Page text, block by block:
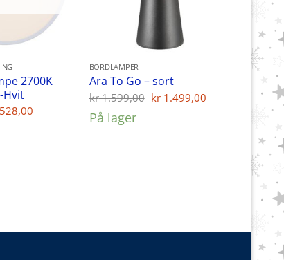
2700K
Hvit
528,00 Nåværende
BORDLAMPER
Ara To Go – sort
kr1.599,00 Opprinnelig
kr 1.499,00 Nåværende
På lager